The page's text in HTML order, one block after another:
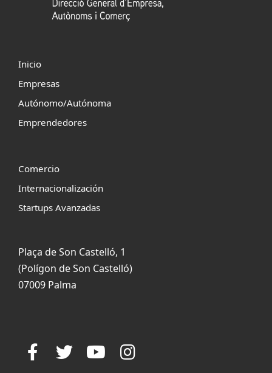
Inicio
Empresas
Autónomo/Autónoma
Emprendedores
Comercio
Internacionalización
Startups Avanzadas
Plaça de Son Castelló, 1
(Polígon de Son Castelló)
07009 Palma